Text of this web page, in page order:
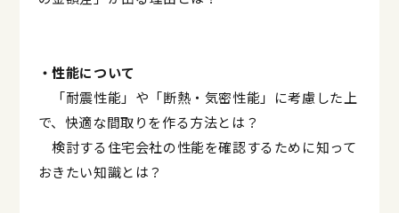
・性能について
「耐震性能」や「断熱・気密性能」に考慮した上
で、快適な間取りを作る方法とは？
検討する住宅会社の性能を確認するために知って
おきたい知識とは？